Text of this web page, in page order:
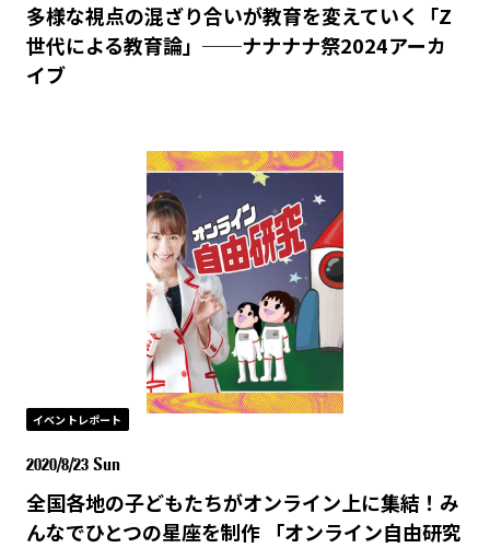
多様な視点の混ざり合いが教育を変えていく「Z
世代による教育論」──ナナナナ祭2024アーカ
イブ
イベントレポート
2020/8/23 Sun
全国各地の子どもたちがオンライン上に集結！み
んなでひとつの星座を制作 「オンライン自由研究